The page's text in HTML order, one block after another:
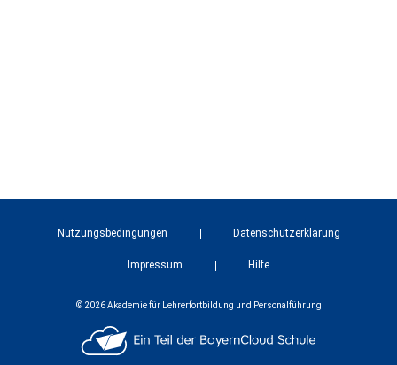
Nutzungsbedingungen Datenschutzerklärung
Impressum Hilfe
© 2026 Akademie für Lehrerfortbildung und Personalführung